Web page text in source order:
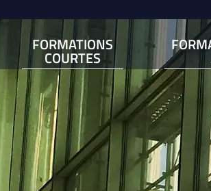
FORMATIONS
COURTES